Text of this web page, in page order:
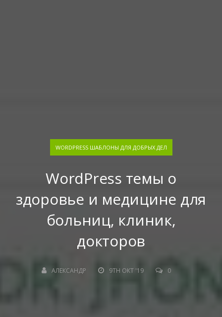
WORDPRESS ШАБЛОНЫ ДЛЯ ДОБРЫХ ДЕЛ
WordPress темы о
здоровье и медицине для
больниц, клиник,
докторов
АЛЕКСАНДР 9TH ОКТ '19 0